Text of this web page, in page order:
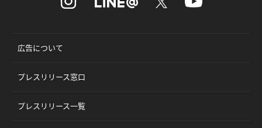
広告について
プレスリリース窓口
プレスリリース一覧